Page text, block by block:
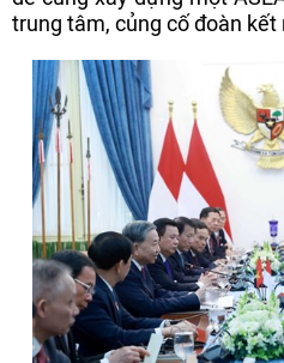
trung tâm, củng cố đoàn kết